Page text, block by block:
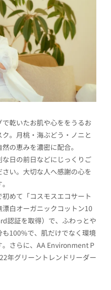
乾いたお肌や心ををうるお
。月桃・海ぶどう・ノニと
の恵みを濃密に配合。
日の前日などにじっくりご
い。大切な人へ感謝の心を
めて「コスモスエコサート
白オーガニックコットン10
認証を取得）で、ふわっとや
100%で、肌だけでなく環境
さらに、AA Environment P
年グリーントレンドリーダー